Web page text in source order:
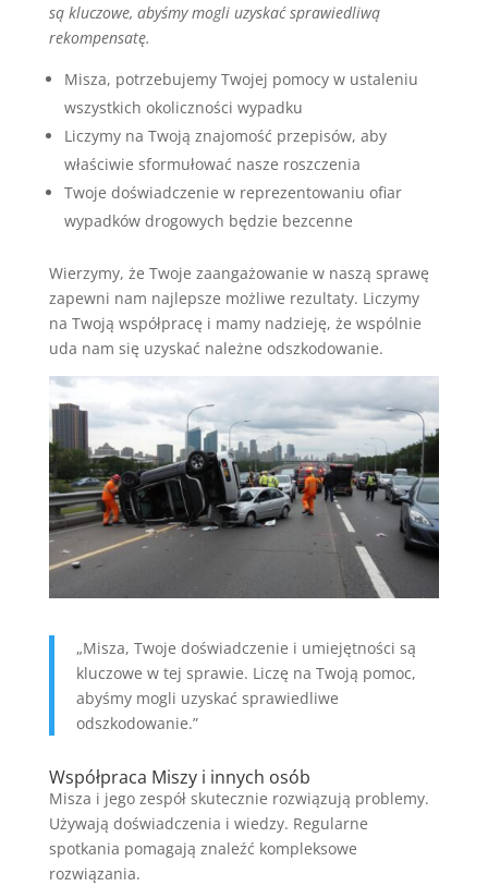
są kluczowe, abyśmy mogli uzyskać sprawiedliwą
rekompensatę.
Misza, potrzebujemy Twojej pomocy w ustaleniu
wszystkich okoliczności wypadku
Liczymy na Twoją znajomość przepisów, aby
właściwie sformułować nasze roszczenia
Twoje doświadczenie w reprezentowaniu ofiar
wypadków drogowych będzie bezcenne
Wierzymy, że Twoje zaangażowanie w naszą sprawę
zapewni nam najlepsze możliwe rezultaty. Liczymy
na Twoją współpracę i mamy nadzieję, że wspólnie
uda nam się uzyskać należne odszkodowanie.
„Misza, Twoje doświadczenie i umiejętności są
kluczowe w tej sprawie. Liczę na Twoją pomoc,
abyśmy mogli uzyskać sprawiedliwe
odszkodowanie.”
Współpraca Miszy i innych osób
Misza i jego zespół skutecznie rozwiązują problemy.
Używają doświadczenia i wiedzy. Regularne
spotkania pomagają znaleźć kompleksowe
rozwiązania.